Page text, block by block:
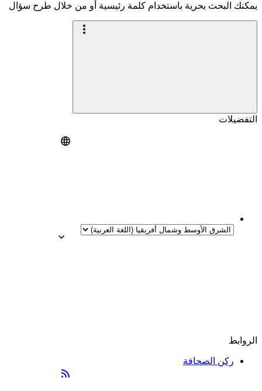
يمكنك البحث بحرية باستخدام كلمة رئيسية أو من خلال طرح سؤال
التفضيلات
الروابط
ركن الصحافة